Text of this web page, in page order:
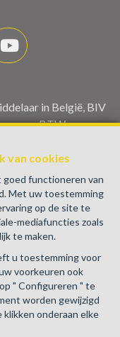
van cookies
goed functioneren van
Met uw toestemming
op de site te
mediafuncties zoals
te maken.
u toestemming voor
voorkeuren ook
" Configureren " te
worden gewijzigd
onderaan elke
in België, BIV
: BTW
Luxemburgstraat,
- info@biv.be) -
code
Troonplein 1, 1000
geldt voor
uitgevoerd
de website